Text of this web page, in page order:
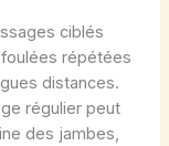
ciblés
répétées
distances.
régulier peut
des jambes,